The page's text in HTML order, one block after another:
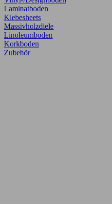
Laminatboden
Klebesheets
Massivholzdiele
Linoleumboden
Korkboden
Zubehör